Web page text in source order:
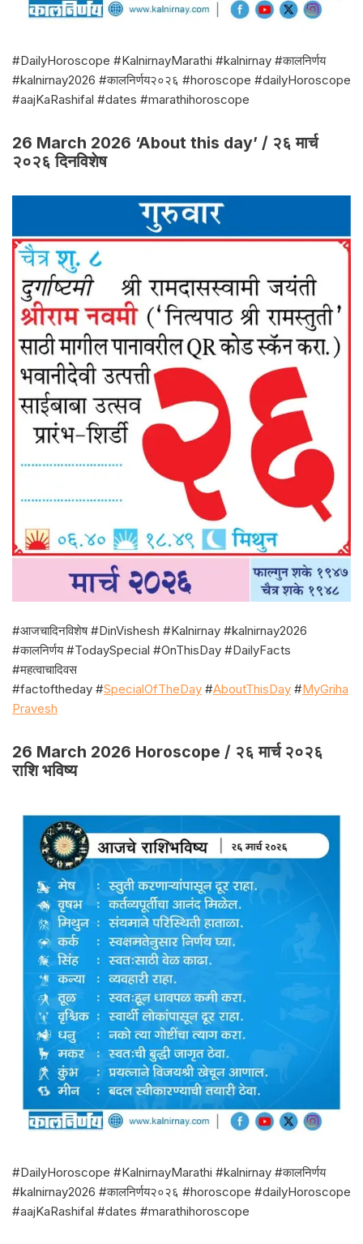
#DailyHoroscope #KalnirnayMarathi #kalnirnay #कालनिर्णय
#kalnirnay2026 #कालनिर्णय२०२६ #horoscope #dailyHoroscope
#aajKaRashifal #dates #marathihoroscope
26 March 2026 ‘About this day’ / २६ मार्च
२०२६ दिनविशेष
#आजचादिनविशेष #DinVishesh #Kalnirnay #kalnirnay2026
#कालनिर्णय #TodaySpecial #OnThisDay #DailyFacts
#महत्वाचादिवस
#factoftheday #SpecialOfTheDay #AboutThisDay #MyGriha
Pravesh
26 March 2026 Horoscope / २६ मार्च २०२६
राशि भविष्य
#DailyHoroscope #KalnirnayMarathi #kalnirnay #कालनिर्णय
#kalnirnay2026 #कालनिर्णय२०२६ #horoscope #dailyHoroscope
#aajKaRashifal #dates #marathihoroscope